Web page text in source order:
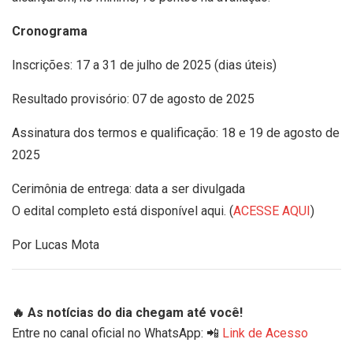
Cronograma
Inscrições: 17 a 31 de julho de 2025 (dias úteis)
Resultado provisório: 07 de agosto de 2025
Assinatura dos termos e qualificação: 18 e 19 de agosto de
2025
Cerimônia de entrega: data a ser divulgada
O edital completo está disponível aqui. (ACESSE AQUI)
Por Lucas Mota
🔥 As notícias do dia chegam até você!
Entre no canal oficial no WhatsApp: 📲 Link de Acesso